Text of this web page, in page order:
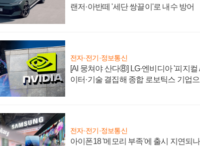
랜저·아반떼 '세단 쌍끌이'로 내수 방어
전자·전기·정보통신
[AI 뭉쳐야 산다⑧] LG·엔비디아 '피지컬
이터·기술 결집해 종합 로보틱스 기업
전자·전기·정보통신
아이폰18 '메모리 부족'에 출시 지연되